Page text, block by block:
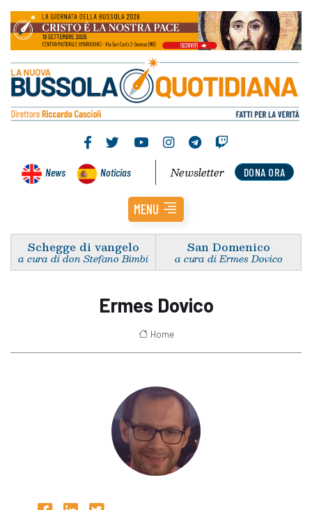
News Noticias DONA ORA
Newsletter
MENU
Schegge di vangelo
a cura di don Stefano Bimbi
San Domenico
a cura di Ermes Dovico
Ermes Dovico
Home